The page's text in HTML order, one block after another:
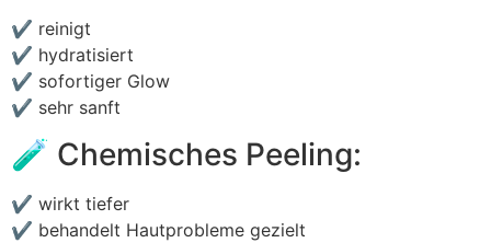
✔ reinigt
✔ hydratisiert
✔ sofortiger Glow
✔ sehr sanft
🧪 Chemisches Peeling:
✔ wirkt tiefer
✔ behandelt Hautprobleme gezielt